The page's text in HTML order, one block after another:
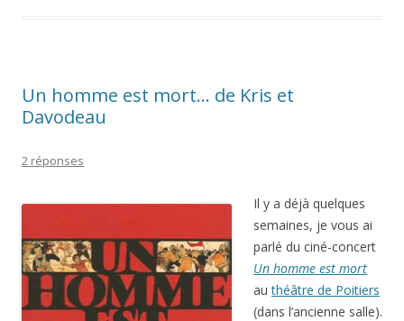
Un homme est mort… de Kris et
Davodeau
2 réponses
Il y a déjà quelques
semaines, je vous ai
parlé du ciné-concert
Un homme est mort
authéâtre de Poitiers
(dans l’ancienne salle).